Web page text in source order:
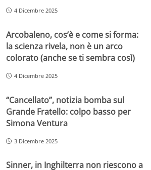
4 Dicembre 2025
Arcobaleno, cos’è e come si forma:
la scienza rivela, non è un arco
colorato (anche se ti sembra così)
4 Dicembre 2025
“Cancellato”, notizia bomba sul
Grande Fratello: colpo basso per
Simona Ventura
3 Dicembre 2025
Sinner, in Inghilterra non riescono a